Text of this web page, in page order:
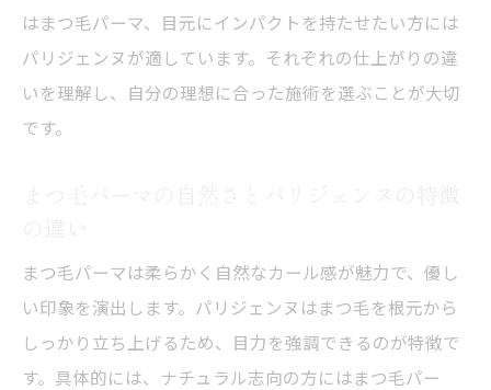
はまつ毛パーマ、目元にインパクトを持たせたい方には
パリジェンヌが適しています。それぞれの仕上がりの違
いを理解し、自分の理想に合った施術を選ぶことが大切
です。
まつ毛パーマは柔らかく自然なカール感が魅力で、優し
い印象を演出します。パリジェンヌはまつ毛を根元から
しっかり立ち上げるため、目力を強調できるのが特徴で
す。具体的には、ナチュラル志向の方にはまつ毛パー